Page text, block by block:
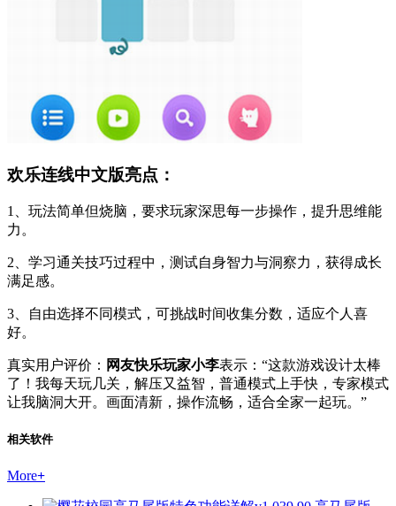
欢乐连线中文版亮点：
1、玩法简单但烧脑，要求玩家深思每一步操作，提升思维能
力。
2、学习通关技巧过程中，测试自身智力与洞察力，获得成长
满足感。
3、自由选择不同模式，可挑战时间收集分数，适应个人喜
好。
真实用户评价： 网友快乐玩家小李表示：“这款游戏设计太棒
了！我每天玩几关，解压又益智，普通模式上手快，专家模式
让我脑洞大开。画面清新，操作流畅，适合全家一起玩。”
相关软件
More+